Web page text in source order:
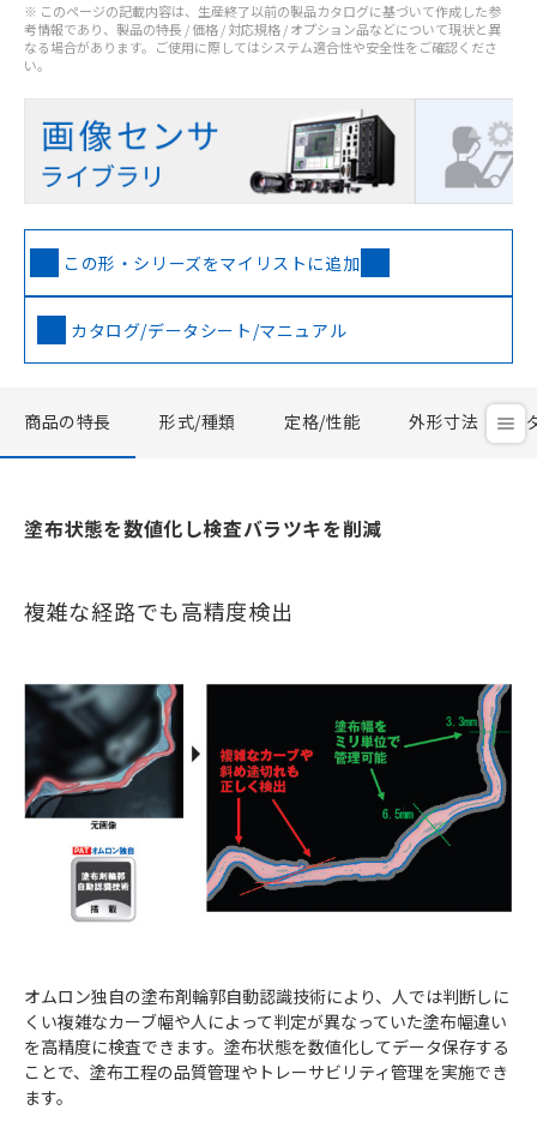
※ このページの記載内容は、生産終了以前の製品カタログに基づいて作成した参
考情報であり、製品の特長 / 価格 / 対応規格 / オプション品などについて現状と異
なる場合があります。ご使用に際してはシステム適合性や安全性をご確認くださ
い。
この形・シリーズをマイリストに追加
カタログ/データシート/マニュアル
商品の特長 形式/種類 定格/性能 外形寸法
塗布状態を数値化し検査バラツキを削減
複雑な経路でも高精度検出
オムロン独自の塗布剤輪郭自動認識技術により、人では判断しに
くい複雑なカーブ幅や人によって判定が異なっていた塗布幅違い
を高精度に検査できます。塗布状態を数値化してデータ保存する
ことで、塗布工程の品質管理やトレーサビリティ管理を実施でき
ます。